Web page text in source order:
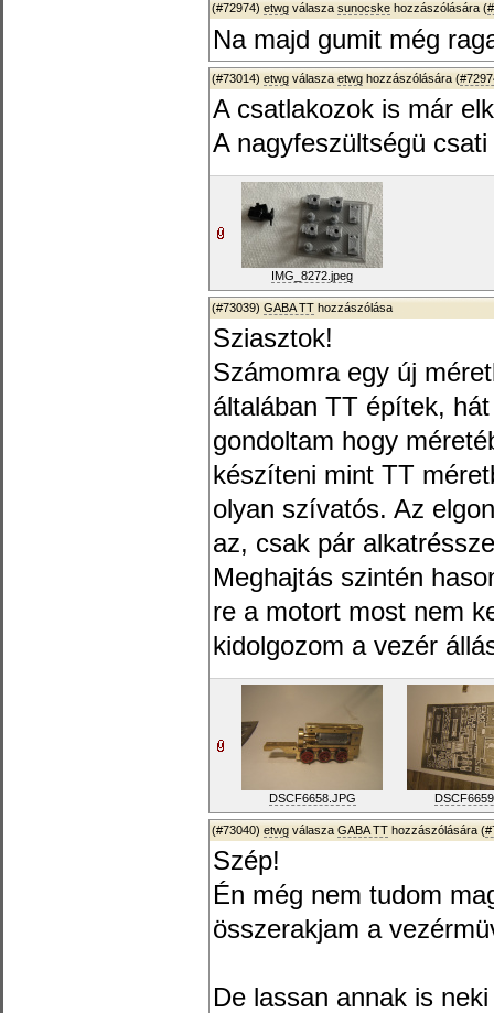
(#72974) etwg válasza sunocske hozzászólására (
Na majd gumit még
(#73014) etwg válasza etwg hozzászólására (
A csatlakozok is már
A nagyfeszültségü
IMG_8272.jpeg
(#73039) GABA TT hozzászólása
Sziasztok!
Számomra egy új
általában TT építek,
gondoltam hogy
készíteni mint TT
olyan szívatós. Az
az, csak pár
Meghajtás szintén
re a motort most nem
kidolgozom a vezér
DSCF6658.JPG
(#73040) etwg válasza GABA TT hozzászólására (
Szép!
Én még nem tudom
összerakjam a
De lassan annak is